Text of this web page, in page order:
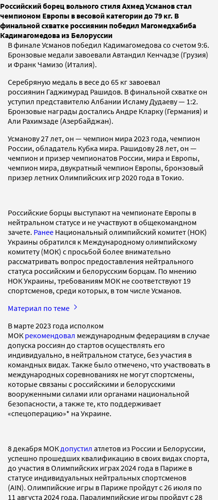
Российский борец вольного стиля Ахмед Усманов стал
чемпионом Европы в весовой категории до 79 кг. В
финальной схватке россиянин победил Магомедхабиба
Кадимагомедова из Белоруссии
В финале Усманов победил Кадимагомедова со счетом 9:6.
Бронзовые медали завоевали Автандил Кенчадзе (Грузия)
и Франк Чамизо (Италия).
Серебряную медаль в весе до 65 кг завоевал
россиянин Гаджимурад Рашидов. В финальной схватке он
уступил представителю Албании Исламу Дудаеву — 1:2.
Бронзовые награды достались Андре Кларку (Германия) и
Али Рахимзаде (Азербайджан).
Усманову 27 лет, он — чемпион мира 2023 года, чемпион
России, обладатель Кубка мира. Рашидову 28 лет, он —
чемпион и призер чемпионатов России, мира и Европы,
чемпион мира, двукратный чемпион Европы, бронзовый
призер летних Олимпийских игр 2020 года в Токио.
Российские борцы выступают на чемпионате Европы в
нейтральном статусе и не участвуют в общекомандном
зачете. Ранее Национальный олимпийский комитет (НОК)
Украины обратился к Международному олимпийскому
комитету (МОК) с просьбой более внимательно
рассматривать вопрос предоставления нейтрального
статуса российским и белорусским борцам. По мнению
НОК Украины, требованиям МОК не соответствуют 19
спортсменов, среди которых, в том числе Усманов.
Материал по теме
В марте 2023 года исполком
МОК рекомендовал международным федерациям в случае
допуска россиян до стартов осуществлять его
индивидуально, в нейтральном статусе, без участия в
командных видах. Также было отмечено, что участвовать в
международных соревнованиях не могут спортсмены,
которые связаны с российскими и белорусскими
вооруженными силами или органами национальной
безопасности, а также те, кто поддерживает
«спецоперацию»* на Украине.
8 декабря МОК допустил атлетов из России и Белоруссии,
успешно прошедших квалификацию в своих видах спорта,
до участия в Олимпийских играх 2024 года в Париже в
статусе индивидуальных нейтральных спортсменов
(AIN). Олимпийские игры в Париже пройдут с 26 июля по
11 августа 2024 года. Паралимпийские игры пройдут с 28